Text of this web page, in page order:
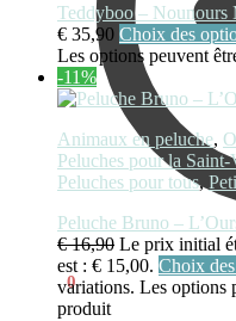
0,00 0
Teddyboo – Nounours
€ 35,90 Choix des
Les options peuvent
-11%
Animaux en peluche,
Peluches pour la Saint-
Peluches pour tous,
Peluche Bruno –
€16,90 Le prix initial
est : € 15,00. Choix
variations. Les options
produit